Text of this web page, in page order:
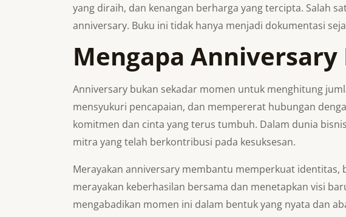
yang diraih, dan kenangan berharga yang tercipta. Salah
anniversary. Buku ini tidak hanya menjadi dokumentasi
Mengapa
Anniversary bukan sekadar momen untuk menghitung
mensyukuri pencapaian, dan mempererat hubungan
komitmen dan cinta yang terus tumbuh. Dalam dunia
mitra yang telah berkontribusi pada kesuksesan.
Merayakan anniversary membantu memperkuat
merayakan keberhasilan bersama dan menetapkan visi
mengabadikan momen ini dalam bentuk yang nyata dan